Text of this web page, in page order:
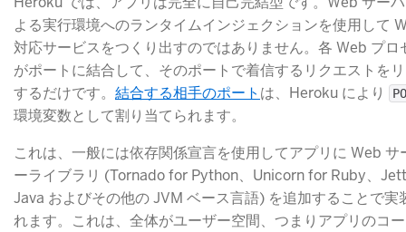
よる実行環境へのランタイムインジェクションを使用して
対応サービスをつくり出すのではありません。各 Web プロ
がポートに結合して、そのポートで着信するリクエストを
するだけです。 結合する相手のポート ​は、Heroku により
環境変数として割り当てられます。
これは、一般には依存関係宣言を使用してアプリに Web サ
ーライブラリ (Tornado for Python、Unicorn for Ruby、
Java およびその他の JVM ベース言語) を追加することで実
れます。これは、全体がユーザー空間、つまりアプリのコ